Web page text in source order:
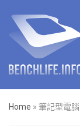
Home » 筆記型電腦